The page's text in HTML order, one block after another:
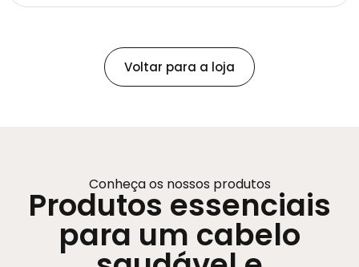
Voltar para a loja
Conheça os nossos produtos
Produtos essenciais
para um cabelo